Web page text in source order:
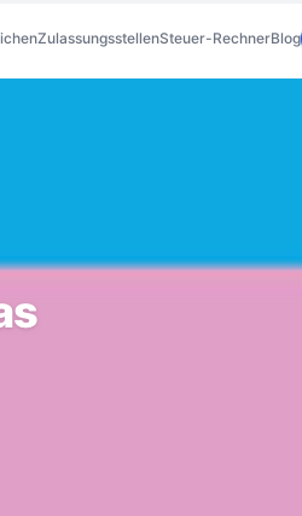
ZulassungsstellenSteuer-RechnerBlog